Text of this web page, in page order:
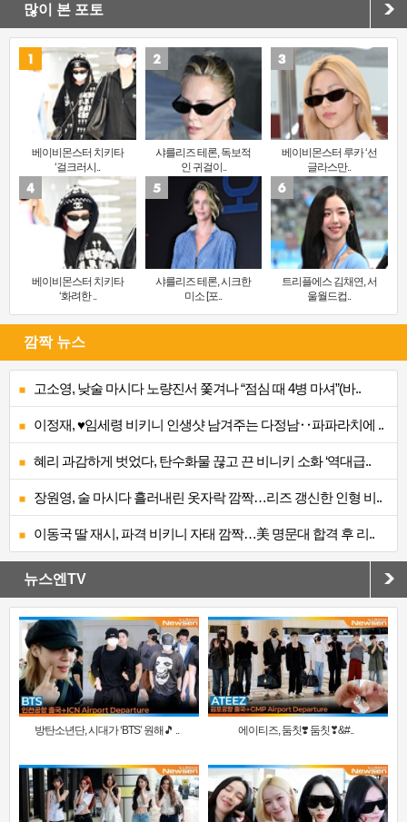
많이 본 포토
베이비몬스터 치키타
‘걸크러시..
샤를리즈 테론, 독보적
인 귀걸이..
베이비몬스터 루카 ‘선
글라스만..
베이비몬스터 치키타
‘화려한 ..
샤를리즈 테론, 시크한
미소 [포..
트리플에스 김채연, 서
울월드컵..
깜짝 뉴스
고소영, 낮술 마시다 노량진서 쫓겨나 “점심 때 4병 마셔”(바..
이정재, ♥임세령 비키니 인생샷 남겨주는 다정남‥파파라치에 ..
혜리 과감하게 벗었다, 탄수화물 끊고 끈 비니키 소화 ‘역대급..
장원영, 술 마시다 흘러내린 옷자락 깜짝…리즈 갱신한 인형 비..
이동국 딸 재시, 파격 비키니 자태 깜짝…美 명문대 합격 후 리..
뉴스엔TV
방탄소년단, 시대가 ‘BTS’ 원해🎵 .. 에이티즈, 둠칫❣️ 둠칫❣&#..